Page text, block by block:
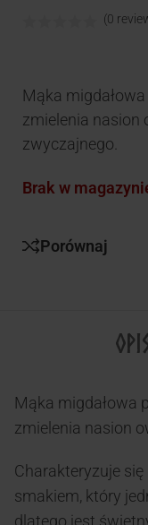
(0
Mąka
zmielenia nasion
zwyczajnego.
Brak w
Porównaj
Mąka migdałowa
zmielenia nasion
Charakteryzuje
smakiem, który
dlatego jest